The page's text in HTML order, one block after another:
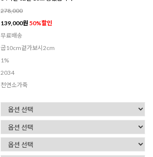
278,000
139,000원 50%할인
무료배송
굽10cm겉가보시2cm
1%
2034
천연소가죽